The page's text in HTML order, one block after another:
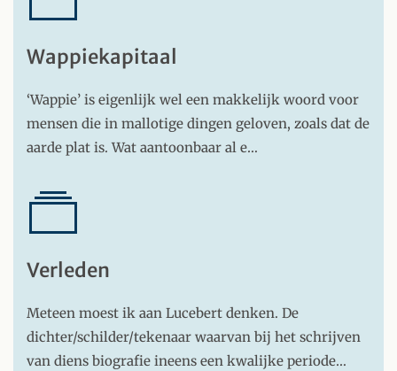
Wappiekapitaal
‘Wappie’ is eigenlijk wel een makkelijk woord voor
mensen die in mallotige dingen geloven, zoals dat de
aarde plat is. Wat aantoonbaar al e…
Verleden
Meteen moest ik aan Lucebert denken. De
dichter/schilder/tekenaar waarvan bij het schrijven
van diens biografie ineens een kwalijke periode…